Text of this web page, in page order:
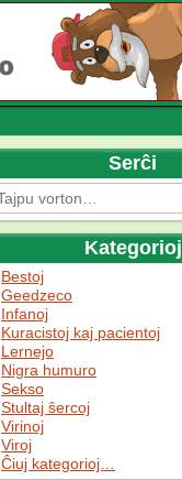
Serĉi
Kategorioj
Bestoj
Geedzeco
Infanoj
Kuracistoj kaj pacientoj
Lernejo
Nigra humuro
Sekso
Stultaj ŝercoj
Virinoj
Viroj
Ĉiuj kategorioj…